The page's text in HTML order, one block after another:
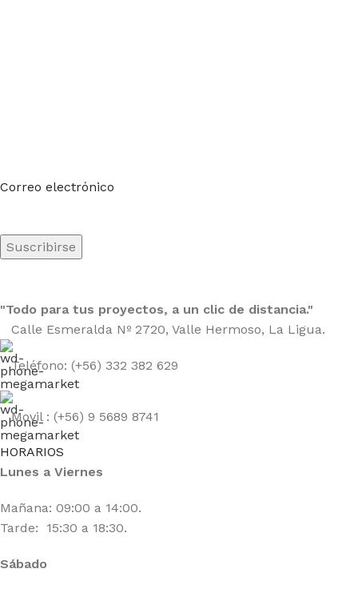
Correo electrónico
"Todo para tus proyectos, a un clic de distancia."
Calle Esmeralda Nº 2720, Valle Hermoso, La Ligua.
Teléfono: (+56) 332 382 629
Movil : (+56) 9 5689 8741
HORARIOS
Lunes a Viernes
Mañana: 09:00 a 14:00.
Tarde: 15:30 a 18:30.
Sábado